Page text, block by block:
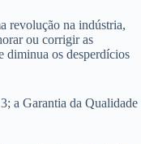
revolução na indústria,
ou corrigir as
diminua os desperdícios
a Garantia da Qualidade